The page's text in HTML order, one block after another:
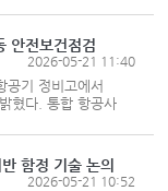
기준 한·일 항만 간
안전보건점검
2026-05-21 11:40
공기 정비고에서
혔다. 통합 항공사
험요인을 사전에
함정 기술 논의
2026-05-21 10:52